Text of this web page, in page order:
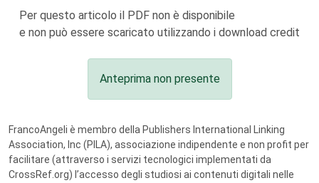
Per questo articolo il PDF non è disponibile
e non può essere scaricato utilizzando i download credit
Anteprima non presente
FrancoAngeli è membro della Publishers International Linking
Association, Inc (PILA), associazione indipendente e non profit per
facilitare (attraverso i servizi tecnologici implementati da
CrossRef.org) l’accesso degli studiosi ai contenuti digitali nelle